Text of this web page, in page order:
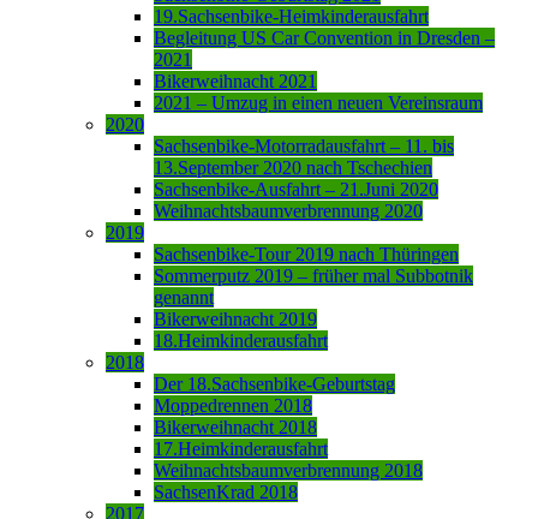
19.Sachsenbike-Heimkinderausfahrt
Begleitung US Car Convention in Dresden –
2021
Bikerweihnacht 2021
2021 – Umzug in einen neuen Vereinsraum
2020
Sachsenbike-Motorradausfahrt – 11. bis
13.September 2020 nach Tschechien
Sachsenbike-Ausfahrt – 21.Juni 2020
Weihnachtsbaumverbrennung 2020
2019
Sachsenbike-Tour 2019 nach Thüringen
Sommerputz 2019 – früher mal Subbotnik
genannt
Bikerweihnacht 2019
18.Heimkinderausfahrt
2018
Der 18.Sachsenbike-Geburtstag
Moppedrennen 2018
Bikerweihnacht 2018
17.Heimkinderausfahrt
Weihnachtsbaumverbrennung 2018
SachsenKrad 2018
2017